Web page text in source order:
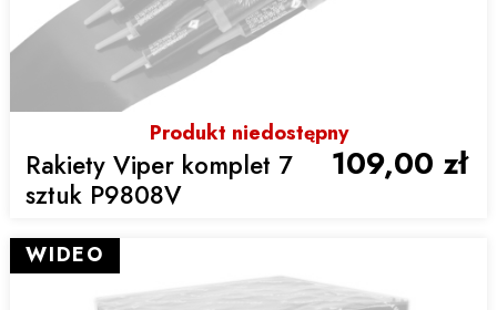
Produkt niedostępny
Rakiety Viper komplet 7
sztuk P9808V
109,00 zł
WIDEO